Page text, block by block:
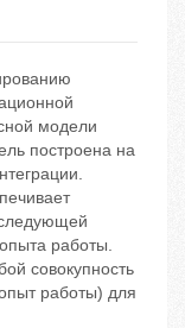
модели
построена на
работы.
совокупность
работы) для